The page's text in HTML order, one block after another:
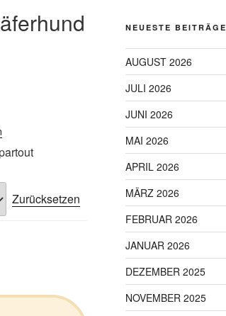
Zurücksetzen
NEUESTE BEITRÄGE
AUGUST 2026
JULI 2026
JUNI 2026
MAI 2026
APRIL 2026
MÄRZ 2026
FEBRUAR 2026
JANUAR 2026
DEZEMBER 2025
NOVEMBER 2025